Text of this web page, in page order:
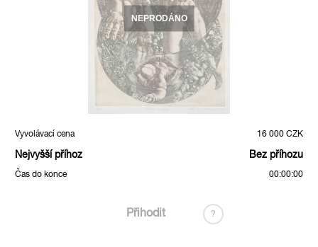
NEPRODÁNO
Vyvolávací cena 16 000 CZK
Nejvyšší příhoz Bez příhozu
Čas do konce 00:00:00
Přihodit ?